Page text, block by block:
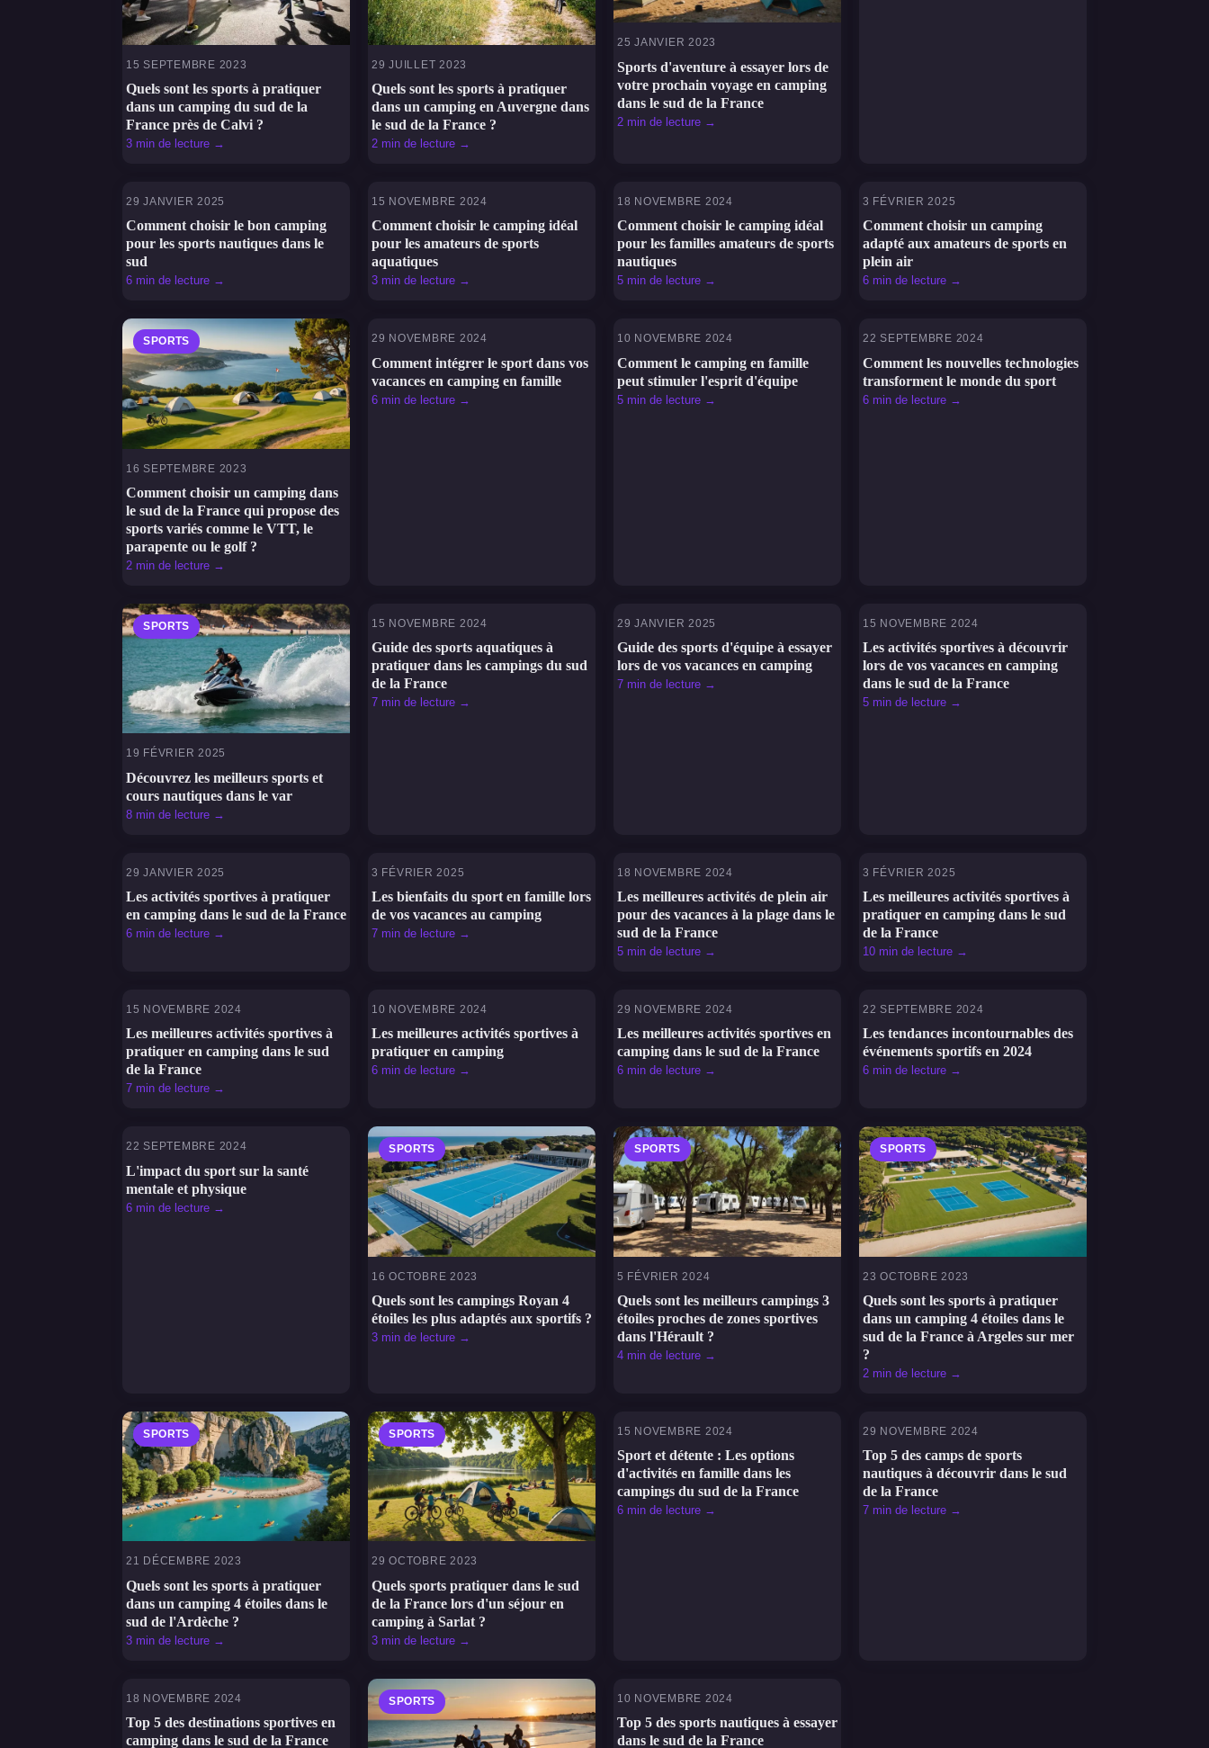
15 SEPTEMBRE 2023
Quels sont les sports à pratiquer
dans un camping du sud de la
France près de Calvi ?
3 min de lecture →
29 JUILLET 2023
Quels sont les sports à pratiquer
dans un camping en Auvergne dans
le sud de la France ?
2 min de lecture →
25 JANVIER 2023
Sports d'aventure à essayer lors de
votre prochain voyage en camping
dans le sud de la France
2 min de lecture →
SPORTS
29 JANVIER 2025
Comment choisir le bon camping
pour les sports nautiques dans le
sud
6 min de lecture →
SPORTS
15 NOVEMBRE 2024
Comment choisir le camping idéal
pour les amateurs de sports
aquatiques
3 min de lecture →
SPORTS
18 NOVEMBRE 2024
Comment choisir le camping idéal
pour les familles amateurs de sports
nautiques
5 min de lecture →
SPORTS
3 FÉVRIER 2025
Comment choisir un camping
adapté aux amateurs de sports en
plein air
6 min de lecture →
SPORTS
16 SEPTEMBRE 2023
Comment choisir un camping dans
le sud de la France qui propose des
sports variés comme le VTT, le
parapente ou le golf ?
2 min de lecture →
SPORTS
29 NOVEMBRE 2024
Comment intégrer le sport dans vos
vacances en camping en famille
6 min de lecture →
SPORTS
10 NOVEMBRE 2024
Comment le camping en famille
peut stimuler l'esprit d'équipe
5 min de lecture →
SPORTS
22 SEPTEMBRE 2024
Comment les nouvelles technologies
transforment le monde du sport
6 min de lecture →
SPORTS
19 FÉVRIER 2025
Découvrez les meilleurs sports et
cours nautiques dans le var
8 min de lecture →
SPORTS
15 NOVEMBRE 2024
Guide des sports aquatiques à
pratiquer dans les campings du sud
de la France
7 min de lecture →
SPORTS
29 JANVIER 2025
Guide des sports d'équipe à essayer
lors de vos vacances en camping
7 min de lecture →
SPORTS
15 NOVEMBRE 2024
Les activités sportives à découvrir
lors de vos vacances en camping
dans le sud de la France
5 min de lecture →
SPORTS
29 JANVIER 2025
Les activités sportives à pratiquer
en camping dans le sud de la France
6 min de lecture →
SPORTS
3 FÉVRIER 2025
Les bienfaits du sport en famille lors
de vos vacances au camping
7 min de lecture →
SPORTS
18 NOVEMBRE 2024
Les meilleures activités de plein air
pour des vacances à la plage dans le
sud de la France
5 min de lecture →
SPORTS
3 FÉVRIER 2025
Les meilleures activités sportives à
pratiquer en camping dans le sud
de la France
10 min de lecture →
SPORTS
15 NOVEMBRE 2024
Les meilleures activités sportives à
pratiquer en camping dans le sud
de la France
7 min de lecture →
SPORTS
10 NOVEMBRE 2024
Les meilleures activités sportives à
pratiquer en camping
6 min de lecture →
SPORTS
29 NOVEMBRE 2024
Les meilleures activités sportives en
camping dans le sud de la France
6 min de lecture →
SPORTS
22 SEPTEMBRE 2024
Les tendances incontournables des
événements sportifs en 2024
6 min de lecture →
SPORTS
22 SEPTEMBRE 2024
L'impact du sport sur la santé
mentale et physique
6 min de lecture →
SPORTS
16 OCTOBRE 2023
Quels sont les campings Royan 4
étoiles les plus adaptés aux sportifs ?
3 min de lecture →
SPORTS
5 FÉVRIER 2024
Quels sont les meilleurs campings 3
étoiles proches de zones sportives
dans l'Hérault ?
4 min de lecture →
SPORTS
23 OCTOBRE 2023
Quels sont les sports à pratiquer
dans un camping 4 étoiles dans le
sud de la France à Argeles sur mer
?
2 min de lecture →
SPORTS
21 DÉCEMBRE 2023
Quels sont les sports à pratiquer
dans un camping 4 étoiles dans le
sud de l'Ardèche ?
3 min de lecture →
SPORTS
29 OCTOBRE 2023
Quels sports pratiquer dans le sud
de la France lors d'un séjour en
camping à Sarlat ?
3 min de lecture →
SPORTS
15 NOVEMBRE 2024
Sport et détente : Les options
d'activités en famille dans les
campings du sud de la France
6 min de lecture →
SPORTS
29 NOVEMBRE 2024
Top 5 des camps de sports
nautiques à découvrir dans le sud
de la France
7 min de lecture →
SPORTS
18 NOVEMBRE 2024
Top 5 des destinations sportives en
camping dans le sud de la France
SPORTS SPORTS
10 NOVEMBRE 2024
Top 5 des sports nautiques à essayer
dans le sud de la France